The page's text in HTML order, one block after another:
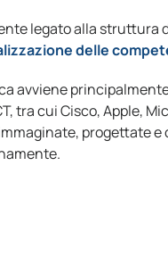
legato alla struttura
delle
avviene
tra cui Cisco, Apple,
progettate